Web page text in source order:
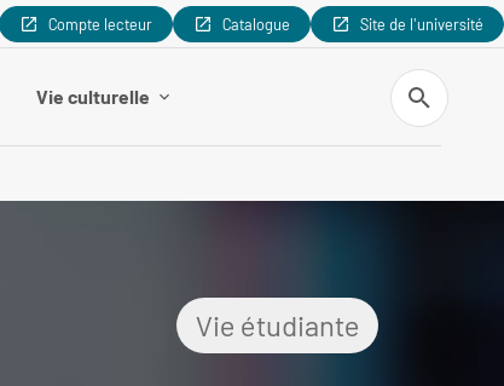
Compte lecteur Catalogue Site de l'université
Vie culturelle
Recherche
Vie étudiante